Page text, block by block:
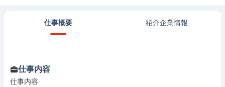
仕事概要 紹介企業情報
仕事内容
仕事内容